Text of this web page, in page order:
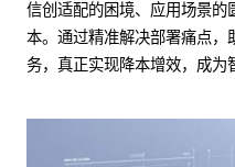
信创适配的困境、应用场景的
本。通过精准解决部署痛点，
务，真正实现降本增效，成为